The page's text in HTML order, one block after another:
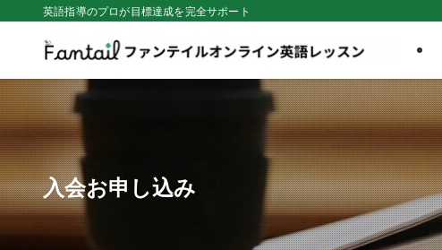
英語指導のプロが目標達成を完全サポート
入会お申し込み